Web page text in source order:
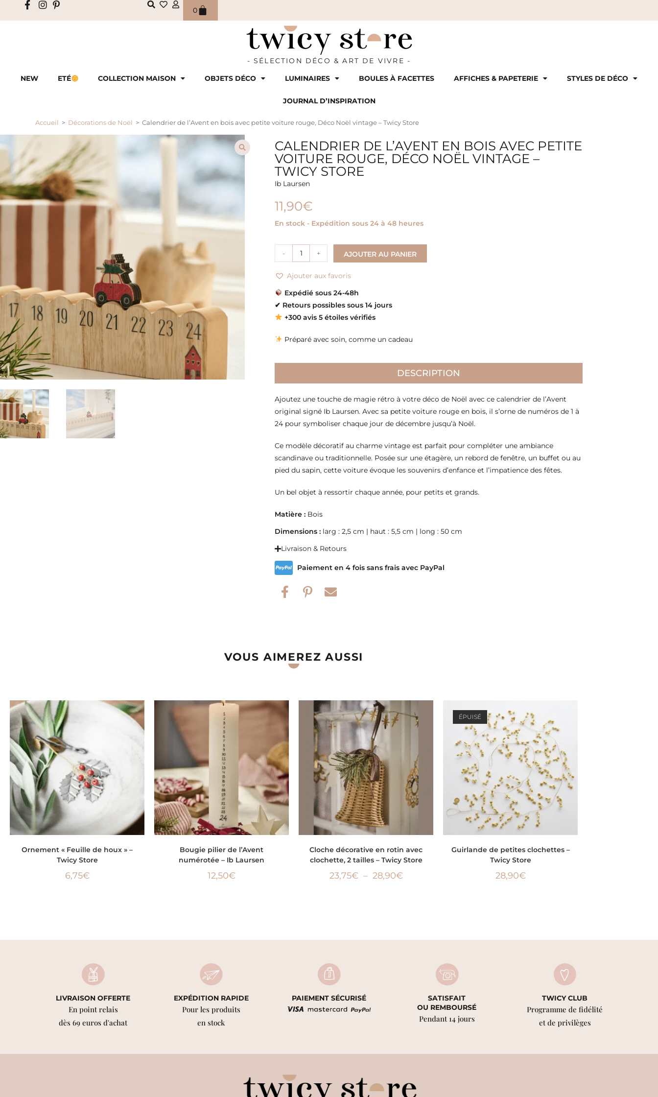
0
- SÉLECTION DÉCO & ART DE VIVRE -
NEW
ETÉ COLLECTION MAISON OBJETS DÉCO LUMINAIRES BOULES À FACETTES AFFICHES & PAPETERIE STYLES DE DÉCO
JOURNAL D’INSPIRATION
Accueil > Décorations de Noël > Calendrier de l’Avent en bois avec petite voiture rouge, Déco Noël vintage – Twicy Store
CALENDRIER DE L’AVENT EN BOIS AVEC PETITE
VOITURE ROUGE, DÉCO NOËL VINTAGE –
TWICY STORE
Ib Laursen
11,90€
En stock - Expédition sous 24 à 48 heures
- + AJOUTER AU PANIER
Ajouter aux favoris
Expédié sous 24-48h
✔ Retours possibles sous 14 jours
+300 avis 5 étoiles vérifiés
Préparé avec soin, comme un cadeau
DESCRIPTION
Ajoutez une touche de magie rétro à votre déco de Noël avec ce calendrier de l’Avent
original signé Ib Laursen. Avec sa petite voiture rouge en bois, il s’orne de numéros de 1 à
24 pour symboliser chaque jour de décembre jusqu’à Noël.
Ce modèle décoratif au charme vintage est parfait pour compléter une ambiance
scandinave ou traditionnelle. Posée sur une étagère, un rebord de fenêtre, un buffet ou au
pied du sapin, cette voiture évoque les souvenirs d’enfance et l’impatience des fêtes.
Un bel objet à ressortir chaque année, pour petits et grands.
Matière : Bois
Dimensions : larg : 2,5 cm | haut : 5,5 cm | long : 50 cm
Livraison & Retours
Paiement en 4 fois sans frais avec PayPal
VOUS AIMEREZ AUSSI
Ornement « Feuille de houx » –
Twicy Store
6,75€
Bougie pilier de l’Avent
numérotée – Ib Laursen
12,50€
Cloche décorative en rotin avec
clochette, 2 tailles – Twicy Store
23,75€ – 28,90€
ÉPUISÉ
Guirlande de petites clochettes –
Twicy Store
28,90€
LIVRAISON OFFERTE
En point relais
dès 69 euros d'achat
EXPÉDITION RAPIDE
Pour les produits
en stock
PAIEMENT SÉCURISÉ
SATISFAIT
OU REMBOURSÉ
Pendant 14 jours
TWICY CLUB
Programme de fidélité
et de privilèges